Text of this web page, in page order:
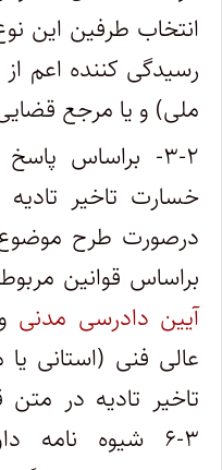
انتخاب طرفین این
رسیدگی‌ کننده اعم
ملی) و یا مرجع
خسارت تاخیر
درصورت طرح
براساس قوانین مربوطه
آیین دادرسی مدنی
عالی فنی (استانی
تاخیر تادیه در متن
۳-۶ شیوه